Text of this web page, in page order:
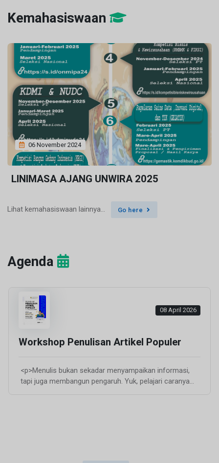
Kemahasiswaan
06 November 2024
LINIMASA AJANG UNWIRA 2025
Lihat kemahasiswaan lainnya... Go here
Agenda
08 April 2026
Workshop Penulisan Artikel Populer
<p>Menulis bukan sekadar menyampaikan informasi,
tapi juga membangun pengaruh. Yuk, pelajari caranya...